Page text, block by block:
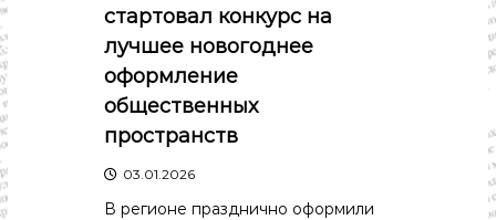
стартовал конкурс на
лучшее новогоднее
оформление
общественных
пространств
03.01.2026
В регионе празднично оформили